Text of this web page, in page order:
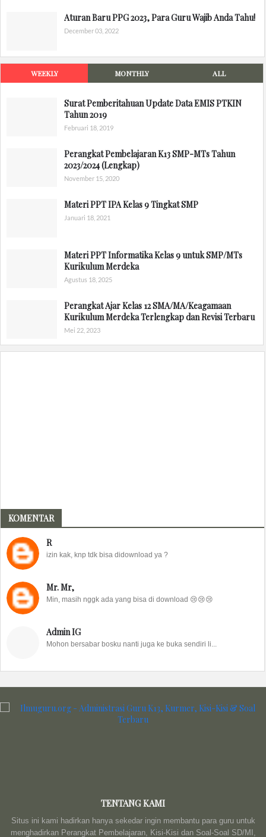
Aturan Baru PPG 2023, Para Guru Wajib Anda Tahu!
December 03, 2022
WEEKLY MONTHLY ALL
Surat Pemberitahuan Update Data EMIS PTKIN
Tahun 2019
Februari 18, 2019
Perangkat Pembelajaran K13 SMP-MTs Tahun
2023/2024 (Lengkap)
November 15, 2020
Materi PPT IPA Kelas 9 Tingkat SMP
Januari 18, 2021
Materi PPT Informatika Kelas 9 untuk SMP/MTs
Kurikulum Merdeka
Agustus 18, 2025
Perangkat Ajar Kelas 12 SMA/MA/Keagamaan
Kurikulum Merdeka Terlengkap dan Revisi Terbaru
Mei 22, 2023
KOMENTAR
R
izin kak, knp tdk bisa didownload ya ?
Mr. Mr,
Min, masih nggk ada yang bisa di download 😢😢😢
Admin IG
Mohon bersabar bosku nanti juga ke buka sendiri li...
TENTANG KAMI
Situs ini kami hadirkan hanya sekedar ingin membantu para guru untuk
menghadirkan Perangkat Pembelajaran, Kisi-Kisi dan Soal-Soal SD/MI,